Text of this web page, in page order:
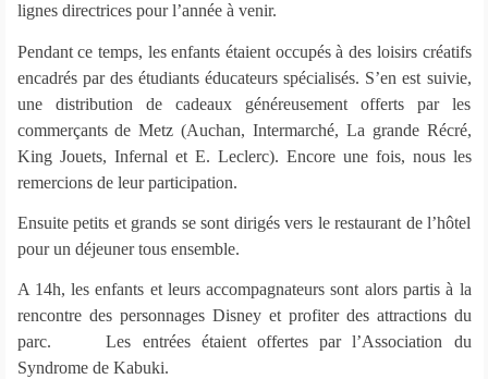
lignes directrices pour l’année à venir.
Pendant ce temps, les enfants étaient occupés à des loisirs créatifs
encadrés par des étudiants éducateurs spécialisés. S’en est suivie,
une distribution de cadeaux généreusement offerts par les
commerçants de Metz (Auchan, Intermarché, La grande Récré,
King Jouets, Infernal et E. Leclerc). Encore une fois, nous les
remercions de leur participation.
Ensuite petits et grands se sont dirigés vers le restaurant de l’hôtel
pour un déjeuner tous ensemble.
A 14h, les enfants et leurs accompagnateurs sont alors partis à la
rencontre des personnages Disney et profiter des attractions du
parc. Les entrées étaient offertes par l’Association du
Syndrome de Kabuki.